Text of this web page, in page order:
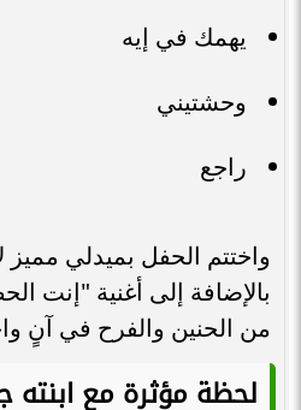
يهمك في إيه
وحشتيني
راجع
واختتم الحفل بميدلي مميز
بالإضافة إلى أغنية "إنت
من الحنين والفرح في آنٍ
لحظة مؤثرة مع ابنته